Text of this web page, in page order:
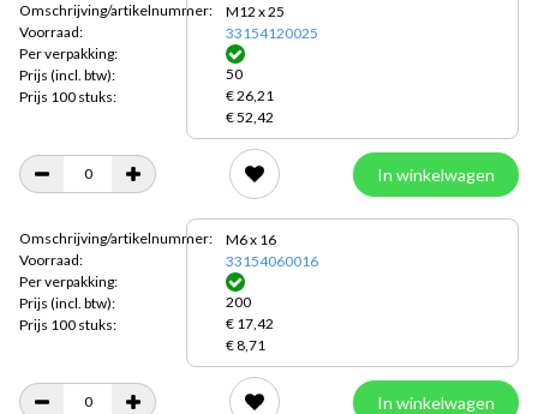
Omschrijving/artikelnummer:
Voorraad:
Per verpakking:
Prijs (incl. btw):
Prijs 100 stuks:
M12 x 25
33154120025
50
€ 26,21
€ 52,42
In winkelwagen
Omschrijving/artikelnummer:
Voorraad:
Per verpakking:
Prijs (incl. btw):
Prijs 100 stuks:
M6 x 16
33154060016
200
€ 17,42
€ 8,71
In winkelwagen